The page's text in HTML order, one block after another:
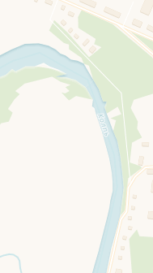
Наш сайт использует
Яндекс Метрика, чтобы
эффективность и